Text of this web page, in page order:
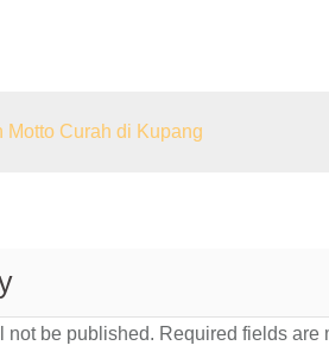
Motto Curah di Kupang
not be published. Required fields are